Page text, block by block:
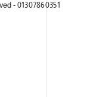
- 01307860351